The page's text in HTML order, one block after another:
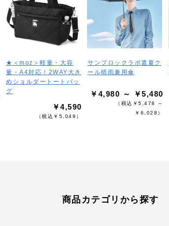
★＜moz＞軽量・大容
量・A4対応！2WAY大き
めショルダートートバッ
グ
￥4,590
（税込￥5,049）
サンブロックラボ遮夏ク
ール晴雨兼用傘
￥4,980 ～ ￥5,480
（税込￥5,478 ～
￥6,028）
商品カテゴリから探す